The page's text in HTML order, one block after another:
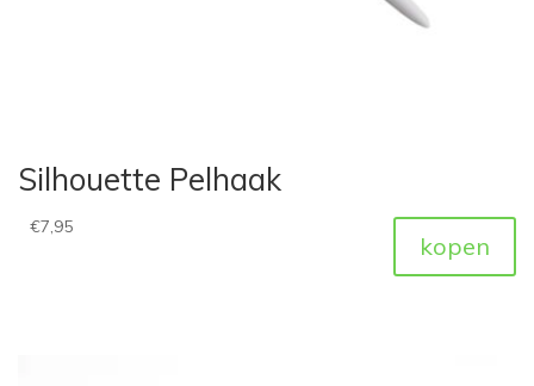
Silhouette Pelhaak
€7,95
kopen